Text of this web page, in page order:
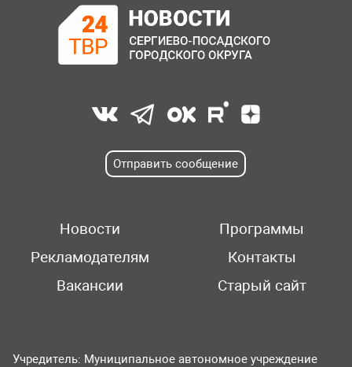
Отправить сообщение
Новости
Программы
Рекламодателям
Контакты
Вакансии
Старый сайт
Учредитель: Муниципальное автономное учреждение